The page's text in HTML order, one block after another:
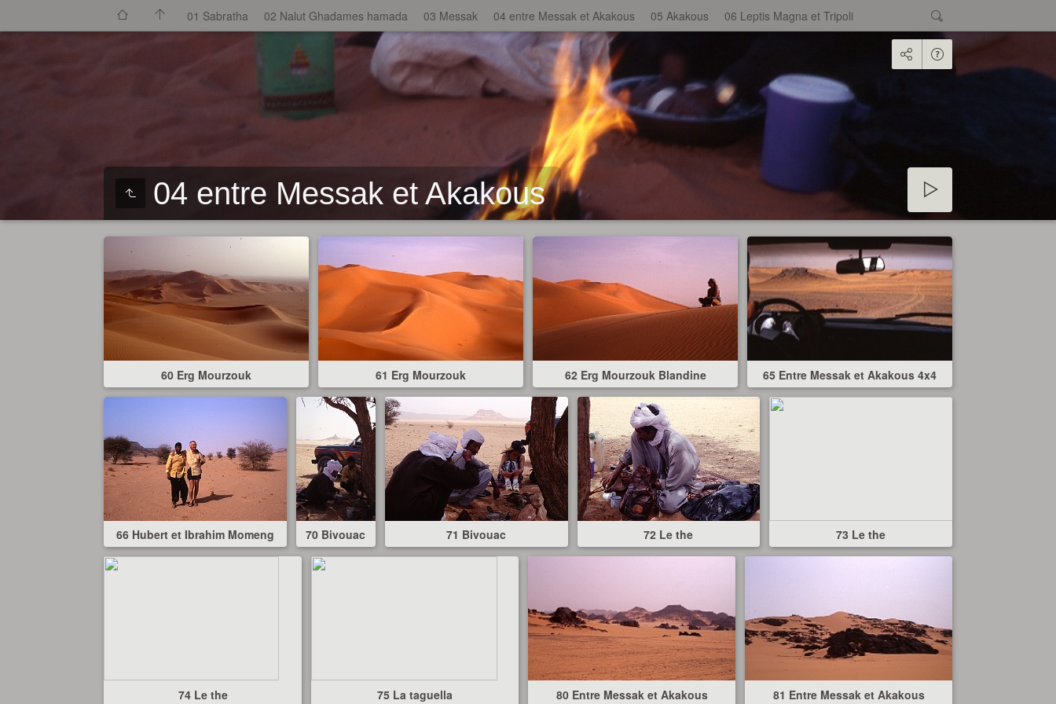
01 Sabratha 02 Nalut Ghadames hamada 03 Messak 04 entre Messak et Akakous 05 Akakous 06 Leptis Magna et Tripoli
04 entre Messak et Akakous
60 Erg Mourzouk 61 Erg Mourzouk 62 Erg Mourzouk Blandine 65 Entre Messak et Akakous 4x4
66 Hubert et Ibrahim Momeng 70 Bivouac 71 Bivouac 72 Le the 73 Le the
74 Le the 75 La taguella 80 Entre Messak et Akakous 81 Entre Messak et Akakous